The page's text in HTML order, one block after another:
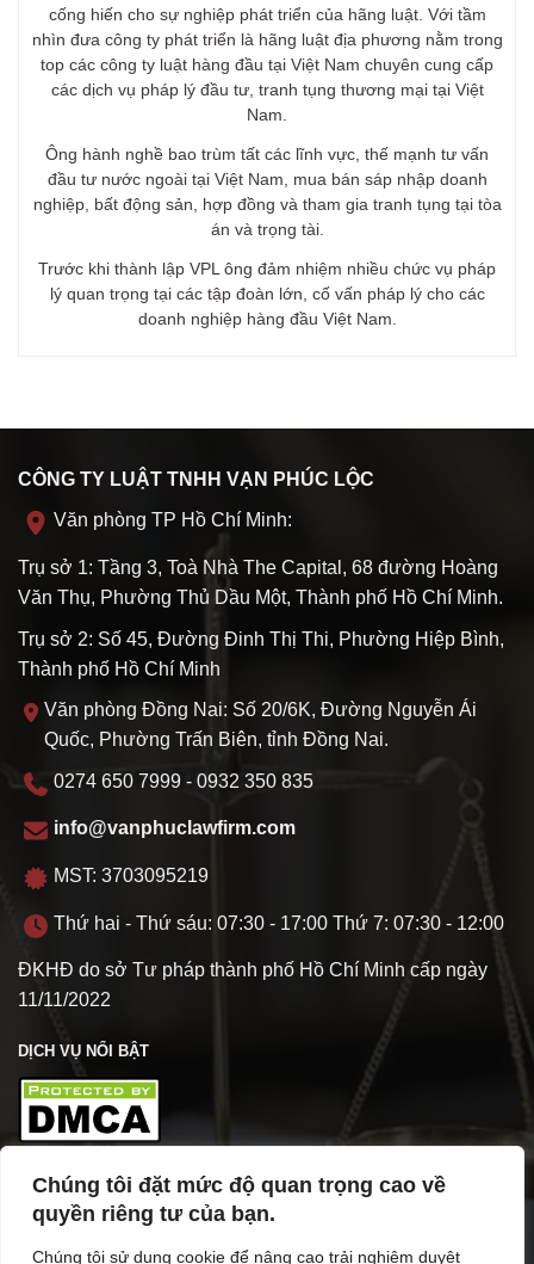
Chúng tôi đặt mức độ quan trọng cao về
quyền riêng tư của bạn.
Chúng tôi sử dụng cookie để nâng cao trải nghiệm duyệt
cống hiến cho sự nghiệp phát triển của hãng luật. Với tầm
nhìn đưa công ty phát triển là hãng luật địa phương nằm trong
top các công ty luật hàng đầu tại Việt Nam chuyên cung cấp
các dịch vụ pháp lý đầu tư, tranh tụng thương mại tại Việt
Nam.
Ông hành nghề bao trùm tất các lĩnh vực, thế mạnh tư vấn
đầu tư nước ngoài tại Việt Nam, mua bán sáp nhập doanh
nghiệp, bất động sản, hợp đồng và tham gia tranh tụng tại tòa
án và trọng tài.
Trước khi thành lập VPL ông đảm nhiệm nhiều chức vụ pháp
lý quan trọng tại các tập đoàn lớn, cố vấn pháp lý cho các
doanh nghiệp hàng đầu Việt Nam.
CÔNG TY LUẬT TNHH VẠN PHÚC LỘC
Văn phòng TP Hồ Chí Minh:
Trụ sở 1: Tầng 3, Toà Nhà The Capital, 68 đường Hoàng
Văn Thụ, Phường Thủ Dầu Một, Thành phố Hồ Chí Minh.
Trụ sở 2: Số 45, Đường Đinh Thị Thi, Phường Hiệp Bình,
Thành phố Hồ Chí Minh
Văn phòng Đồng Nai: Số 20/6K, Đường Nguyễn Ái
Quốc, Phường Trấn Biên, tỉnh Đồng Nai.
0274 650 7999 - 0932 350 835
info@vanphuclawfirm.com
MST: 3703095219
Thứ hai - Thứ sáu: 07:30 - 17:00 Thứ 7: 07:30 - 12:00
ĐKHĐ do sở Tư pháp thành phố Hồ Chí Minh cấp ngày
11/11/2022
DỊCH VỤ NỔI BẬT
TÌM HIỂU VỀ VPL